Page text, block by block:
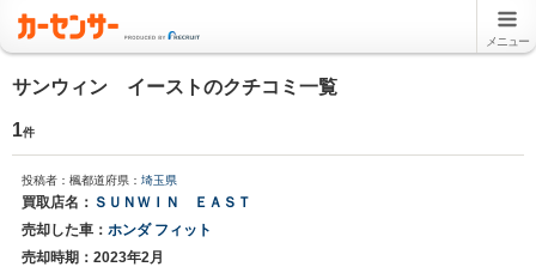
メニュー
サンウィン イーストのクチコミ一覧
1件
投稿者：楓都道府県： 埼玉県
買取店名： ＳＵＮＷＩＮ ＥＡＳＴ
売却した車： ホンダ フィット
売却時期：2023年2月